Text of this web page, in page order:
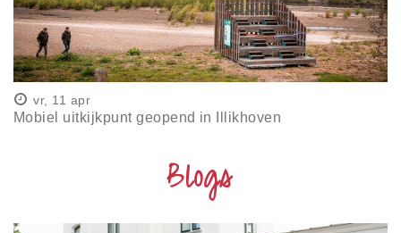
Mobiel uitkijkpunt geopend in Illikhoven
vr, 11 apr
Blogs